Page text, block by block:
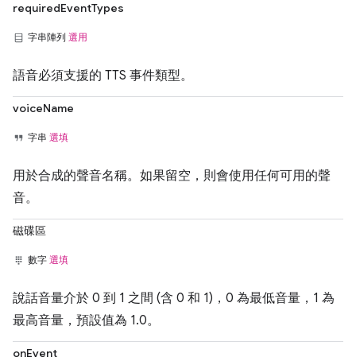
requiredEventTypes
字串陣列 選用
語音必須支援的 TTS 事件類型。
voiceName
字串 選填
用於合成的聲音名稱。如果留空，則會使用任何可用的聲
音。
磁碟區
數字 選填
說話音量介於 0 到 1 之間 (含 0 和 1)，0 為最低音量，1 為
最高音量，預設值為 1.0。
onEvent